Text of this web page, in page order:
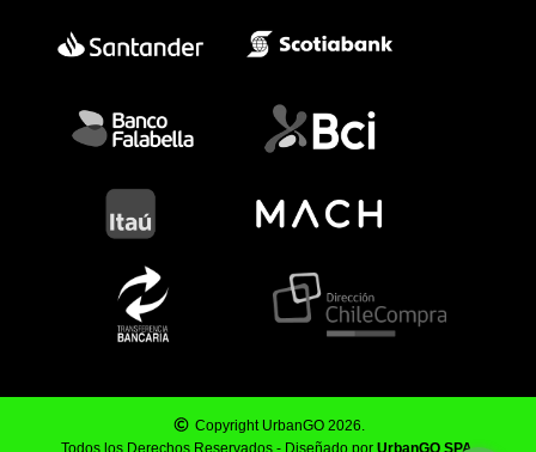
Copyright UrbanGO 2026.
Todos los Derechos Reservados - Diseñado por UrbanGO SPA.